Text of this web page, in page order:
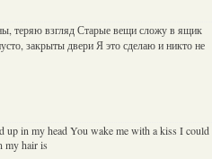
теряю взгляд Старые вещи сложу в ящик
закрыты двери Я это сделаю и никто не
up in my head You wake me with a kiss I could
my hair is